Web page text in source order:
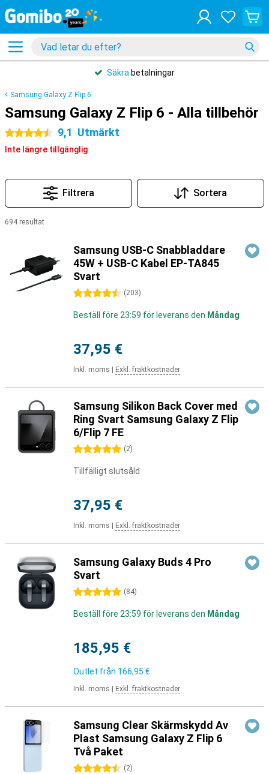
Säkra betalningar
Samsung Galaxy Z Flip 6
Samsung Galaxy Z Flip 6 - Alla tillbehör
4.5 stjärnor 9,1 Utmärkt
Inte längre tillgänglig
Filtrera Sortera
694 resultat
Samsung USB-C Snabbladdare
45W + USB-C Kabel EP-TA845
Svart
4.5 stjärnor (203)
Beställ före 23:59 för leverans den Måndag
37,95 €
Inkl. moms Exkl. fraktkostnader
Samsung Silikon Back Cover med
Ring Svart Samsung Galaxy Z Flip
6/Flip 7 FE
5 stjärnor (2)
Tillfälligt slutsåld
37,95 €
Inkl. moms Exkl. fraktkostnader
Samsung Galaxy Buds 4 Pro
Svart
5 stjärnor (84)
Beställ före 23:59 för leverans den Måndag
185,95 €
Outlet från 166,95 €
Inkl. moms Exkl. fraktkostnader
Samsung Clear Skärmskydd Av
Plast Samsung Galaxy Z Flip 6
Två Paket
4.5 stjärnor (2)